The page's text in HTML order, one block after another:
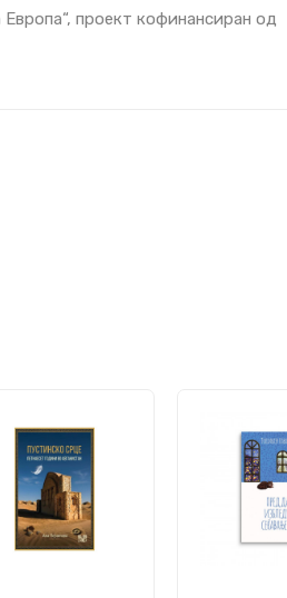
Европа“, проект кофинансиран од